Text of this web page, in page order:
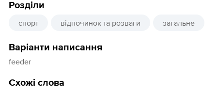
Розділи
спорт відпочинок та розваги загальне
Варіанти написання
feeder
Схожі слова